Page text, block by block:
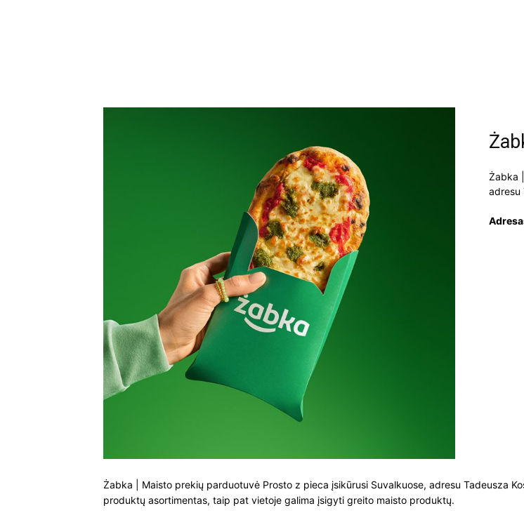
Żabka
adresu
Żabka | Maisto prekių parduotuvė Prosto z pieca įsikūrusi Suvalkuose, adresu Tadeusza
produktų asortimentas, taip pat vietoje galima įsigyti greito maisto produktų.